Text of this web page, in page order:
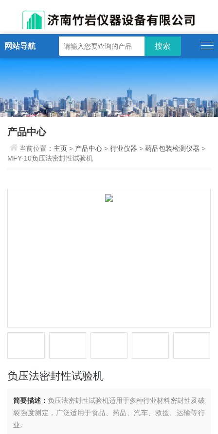
网站导航
产品中心
当前位置： 主页> 产品中心 >行业仪器 >药品包装检测仪器 >
MFY-10负压法密封性试验机
负压法密封性试验机
简要描述： 负压法密封性试验机适用于多种行业材料密封性及破
裂强度测定，广泛适用于食品、药品、汽车、救援、运输等行
业。